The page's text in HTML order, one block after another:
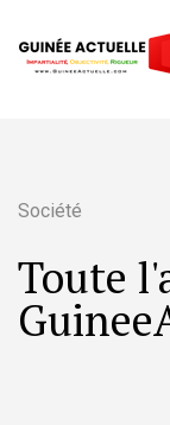
Société
Toute